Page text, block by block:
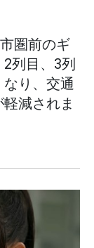
圏前のギ
列目、3列
り、交通
減されま